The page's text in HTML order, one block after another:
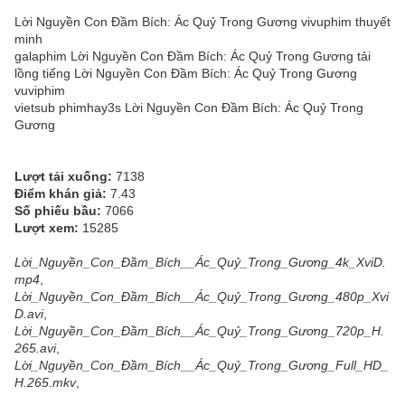
Lời Nguyền Con Đầm Bích: Ác Quỷ Trong Gương vivuphim thuyết
minh
galaphim Lời Nguyền Con Đầm Bích: Ác Quỷ Trong Gương tải
lồng tiếng Lời Nguyền Con Đầm Bích: Ác Quỷ Trong Gương
vuviphim
vietsub phimhay3s Lời Nguyền Con Đầm Bích: Ác Quỷ Trong
Gương
Lượt tải xuống: 7138
Điểm khán giả: 7.43
Số phiếu bầu: 7066
Lượt xem: 15285
Lời_Nguyền_Con_Đầm_Bích__Ác_Quỷ_Trong_Gương_4k_XviD.
mp4
Lời_Nguyền_Con_Đầm_Bích__Ác_Quỷ_Trong_Gương_480p_Xvi
D.avi,
Lời_Nguyền_Con_Đầm_Bích__Ác_Quỷ_Trong_Gương_720p_H.
265.avi,
Lời_Nguyền_Con_Đầm_Bích__Ác_Quỷ_Trong_Gương_Full_HD_
H.265.mkv,